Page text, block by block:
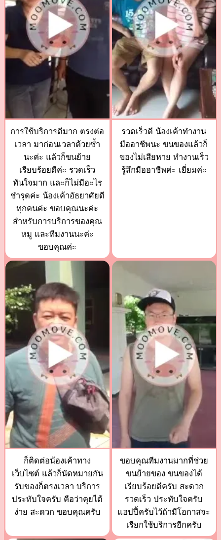
การใช้บริการดีมาก ตรงต่อ
เวลา มาก่อนเวลาด้วยซ้ำ
นะค่ะ แล้วก็ขนย้าย
เรียบร้อยดีค่ะ รวดเร็ว
ทันใจมาก และก็ไม่มีอะไร
ชำรุดค่ะ น้องเค้าอัธยาศัยดี
ทุกคนค่ะ ขอบคุณนะค่ะ
สำหรับการบริการของคุณ
หมู และทีมงานนะค่ะ
ขอบคุณค่ะ
รวดเร็วดี น้องเค้าทำงาน
มืออาชีพนะ ขนของแล้วก็
ของไม่เสียหาย ทำงานเร็ว
รู้สึกมืออาชีพค่ะ เยี่ยมค่ะ
ก็ติดต่อน้องเค้าทาง
เว็บไซต์ แล้วก็นัดหมายกัน
รับของก็ตรงเวลา บริการ
ประทับใจครับ คือว่าคุยได้
ง่าย สะดวก ขอบคุณครับ
ขอบคุณทีมงานมากที่ช่วย
ขนย้ายของ ขนของได้
เรียบร้อยดีครับ สะดวก
รวดเร็ว ประทับใจครับ
แฮปปี้ครับไว้ถ้ามีโอกาสจะ
เรียกใช้บริการอีกครับ